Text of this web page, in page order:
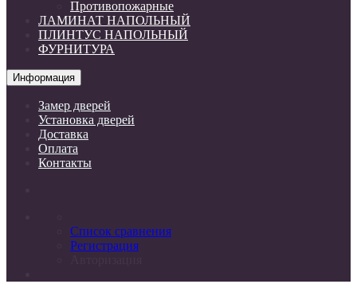
Противопожарные
ЛАМИНАТ НАПОЛЬНЫЙ
ПЛИНТУС НАПОЛЬНЫЙ
ФУРНИТУРА
Информация
Замер дверей
Установка дверей
Доставка
Оплата
Контакты
Список сравнения
Регистрация